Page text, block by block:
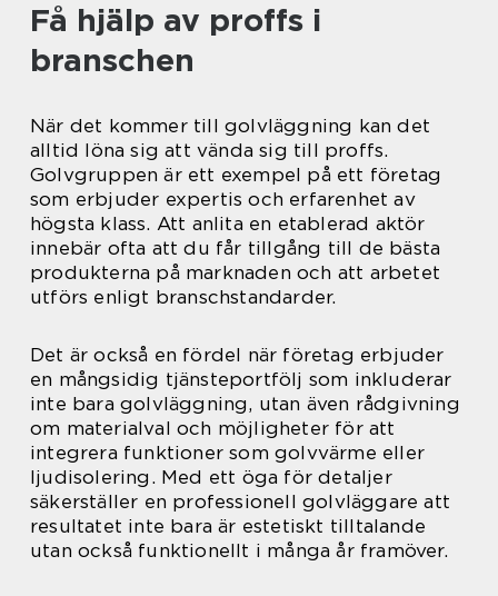
Få hjälp av proffs i
branschen
När det kommer till golvläggning kan det
alltid löna sig att vända sig till proffs.
Golvgruppen är ett exempel på ett företag
som erbjuder expertis och erfarenhet av
högsta klass. Att anlita en etablerad aktör
innebär ofta att du får tillgång till de bästa
produkterna på marknaden och att arbetet
utförs enligt branschstandarder.
Det är också en fördel när företag erbjuder
en mångsidig tjänsteportfölj som inkluderar
inte bara golvläggning, utan även rådgivning
om materialval och möjligheter för att
integrera funktioner som golvvärme eller
ljudisolering. Med ett öga för detaljer
säkerställer en professionell golvläggare att
resultatet inte bara är estetiskt tilltalande
utan också funktionellt i många år framöver.